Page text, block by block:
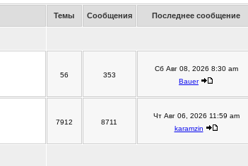
Темы Сообщения Последнее сообщение
56 353
Сб Авг 08, 2026 8:30 am
Bauer
7912 8711
Чт Авг 06, 2026 11:59 am
karamzin